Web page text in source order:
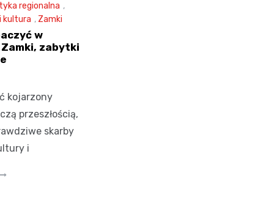
regionalna ,
kultura , Zamki
w
Zamki, zabytki
kojarzony
przeszłością,
skarby
i